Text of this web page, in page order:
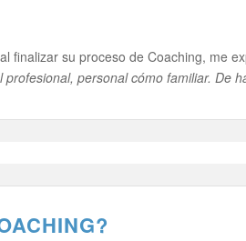
finalizar su proceso de Coaching, me
personal cómo familiar. De